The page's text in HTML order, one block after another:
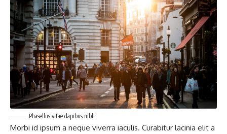
Phasellus vitae dapibus nibh
Morbi id ipsum a neque viverra iaculis. Curabitur lacinia elit a